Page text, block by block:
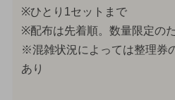
※ひとり1セットまで
※配布は先着順。数量限定の
※混雑状況によっては整理券
あり